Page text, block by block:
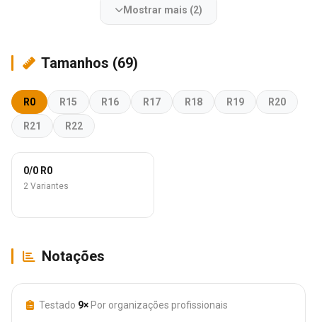
Mostrar mais (2)
Tamanhos (69)
R0 R15 R16 R17 R18 R19 R20
R21 R22
0/0 R0
2 Variantes
Notações
Testado 9× Por organizações profissionais